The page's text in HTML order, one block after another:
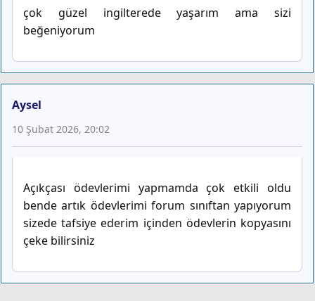
çok güzel ingilterede yaşarım ama sizi
beğeniyorum
Aysel
10 Şubat 2026, 20:02
Açıkçası ödevlerimi yapmamda çok etkili oldu
bende artık ödevlerimi forum sınıftan yapıyorum
sizede tafsiye ederim içinden ödevlerin kopyasını
çeke bilirsiniz